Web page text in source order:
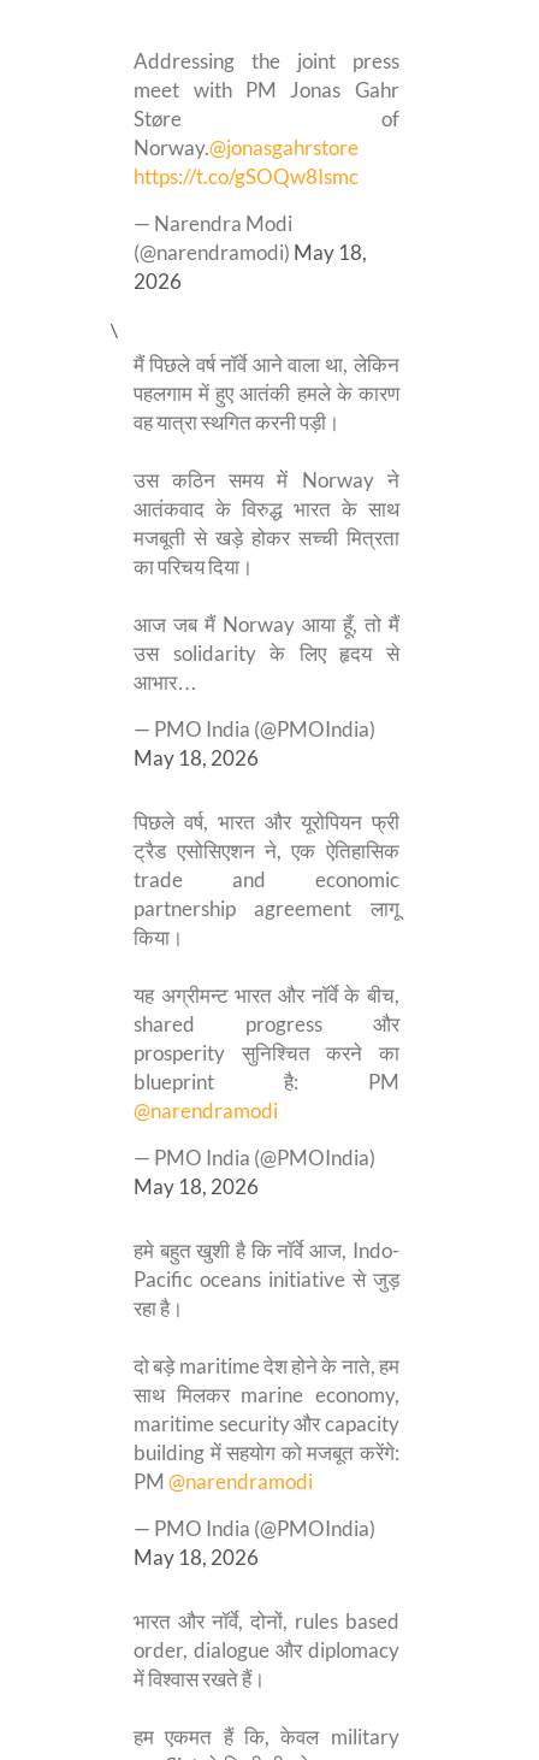
Addressing the joint press
meet with PM Jonas Gahr
Støre of
Norway.@jonasgahrstore
https://t.co/gSOQw8Ismc
— Narendra Modi
(@narendramodi) May 18,
2026
\
मैं पिछले वर्ष नॉर्वे आने वाला था, लेकिन
पहलगाम में हुए आतंकी हमले के कारण
वह यात्रा स्थगित करनी पड़ी।
उस कठिन समय में Norway ने
आतंकवाद के विरुद्ध भारत के साथ
मजबूती से खड़े होकर सच्ची मित्रता
का परिचय दिया।
आज जब मैं Norway आया हूँ, तो मैं
उस solidarity के लिए हृदय से
आभार…
— PMO India (@PMOIndia)
May 18, 2026
पिछले वर्ष, भारत और यूरोपियन फ्री
ट्रैड एसोसिएशन ने, एक ऐतिहासिक
trade and economic
partnership agreement लागू
किया।
यह अग्रीमन्ट भारत और नॉर्वे के बीच,
shared progress और
prosperity सुनिश्चित करने का
blueprint है: PM
@narendramodi
— PMO India (@PMOIndia)
May 18, 2026
हमे बहुत खुशी है कि नॉर्वे आज, Indo-
Pacific oceans initiative से जुड़
रहा है।
दो बड़े maritime देश होने के नाते, हम
साथ मिलकर marine economy,
maritime security और capacity
building में सहयोग को मजबूत करेंगे:
PM@narendramodi
— PMO India (@PMOIndia)
May 18, 2026
भारत और नॉर्वे, दोनों, rules based
order, dialogue और diplomacy
में विश्वास रखते हैं।
हम एकमत हैं कि, केवल military